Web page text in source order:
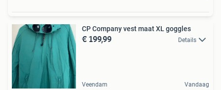
CP Company vest maat XL goggles
€ 199,99 Details
Veendam Vandaag